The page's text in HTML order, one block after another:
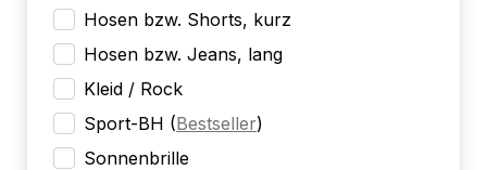
Hosen bzw. Shorts, kurz
Hosen bzw. Jeans, lang
Kleid / Rock
Sport-BH (Bestseller)
Sonnenbrille